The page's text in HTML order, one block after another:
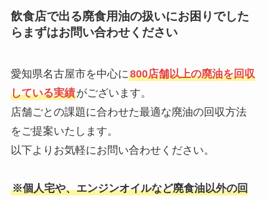
飲食店で出る廃食用油の扱いにお困りでした
らまずはお問い合わせください
愛知県名古屋市を中心に800店舗以上の廃油を回収
している実績がございます。
店舗ごとの課題に合わせた最適な廃油の回収方法
をご提案いたします。
以下よりお気軽にお問い合わせください。
※個人宅や、エンジンオイルなど廃食油以外の回